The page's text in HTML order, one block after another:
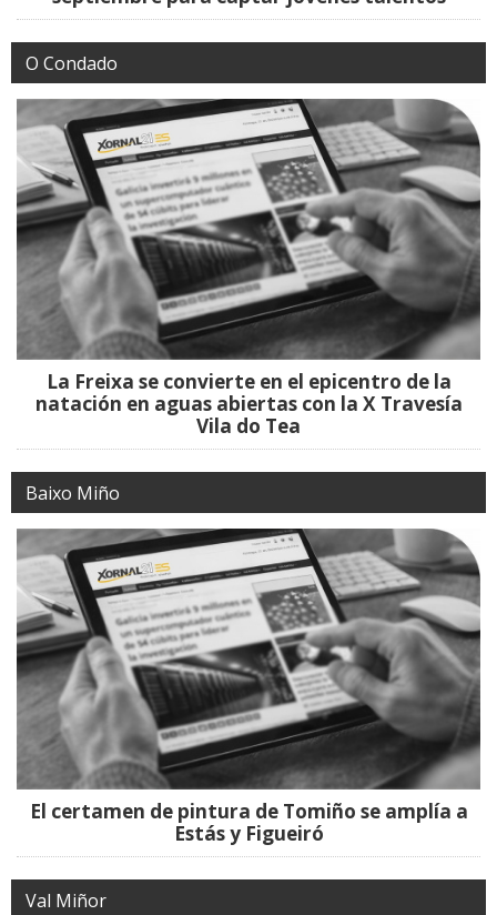
O Condado
La Freixa se convierte en el epicentro de la
natación en aguas abiertas con la X Travesía
Vila do Tea
Baixo Miño
El certamen de pintura de Tomiño se amplía a
Estás y Figueiró
Val Miñor